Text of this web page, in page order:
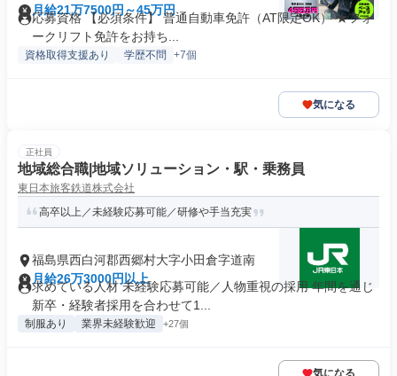
月給21万7500円～45万円
応募資格 【必須条件】 普通自動車免許（AT限定OK） ★フォ
ークリフト免許をお持ち...
資格取得支援あり 学歴不問 +7個
気になる
正社員
地域総合職|地域ソリューション・駅・乗務員
東日本旅客鉄道株式会社
高卒以上／未経験応募可能／研修や手当充実
福島県西白河郡西郷村大字小田倉字道南
月給26万3000円以上
求めている人材 未経験応募可能／人物重視の採用 年間を通じ
新卒・経験者採用を合わせて1...
制服あり 業界未経験歓迎 +27個
気になる